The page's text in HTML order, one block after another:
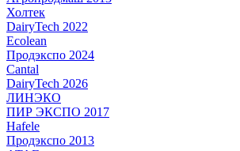
Холтек
DairyTech 2022
Ecolean
Продэкспо 2024
Cantal
DairyTech 2026
ЛИНЭКО
ПИР ЭКСПО 2017
Hafele
Продэкспо 2013